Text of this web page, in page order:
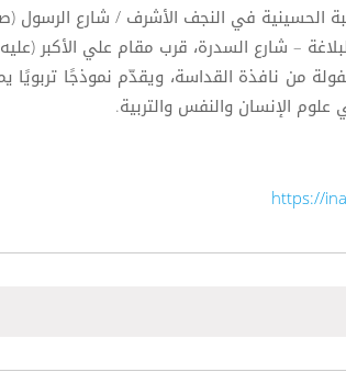
الحسينية في النجف الأشرف / شارع الرسول
– شارع السدرة، قرب مقام علي الأكبر
من نافذة القداسة، ويقدّم نموذجًا تربويًا
الإنسان والنفس والتربية.
https://